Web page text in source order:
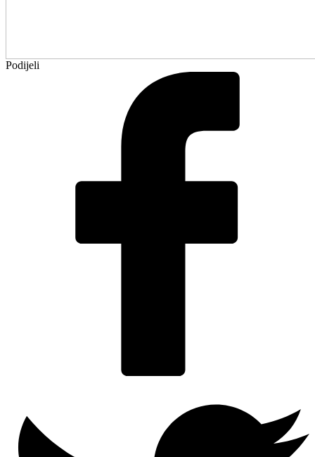
Podijeli